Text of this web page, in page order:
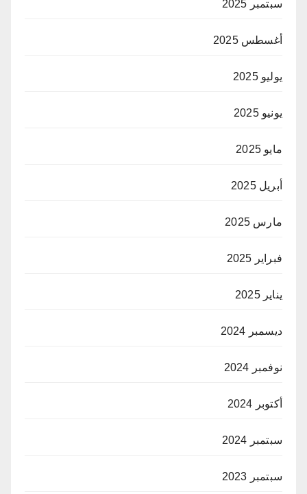
سبتمبر 2025
أغسطس 2025
يوليو 2025
يونيو 2025
مايو 2025
أبريل 2025
مارس 2025
فبراير 2025
يناير 2025
ديسمبر 2024
نوفمبر 2024
أكتوبر 2024
سبتمبر 2024
سبتمبر 2023